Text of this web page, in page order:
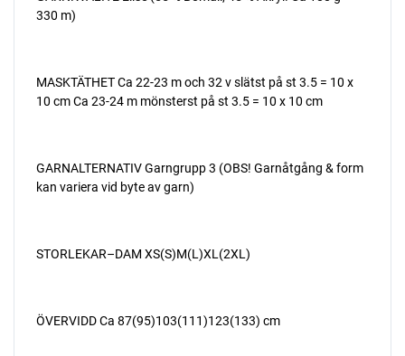
330 m)
MASKTÄTHET Ca 22-23 m och 32 v slätst på st 3.5 = 10 x
10 cm Ca 23-24 m mönsterst på st 3.5 = 10 x 10 cm
GARNALTERNATIV Garngrupp 3 (OBS! Garnåtgång & form
kan variera vid byte av garn)
STORLEKAR–DAM XS(S)M(L)XL(2XL)
ÖVERVIDD Ca 87(95)103(111)123(133) cm